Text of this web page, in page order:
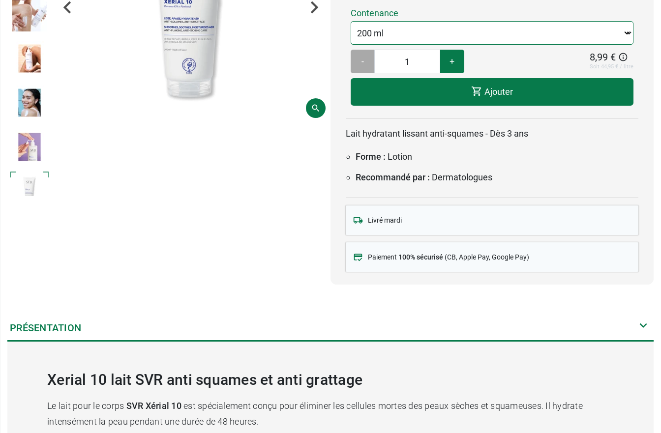
Contenance
- + 8,99 €
Soit 44,95 € / litre
Ajouter
Lait hydratant lissant anti-squames - Dès 3 ans
Forme : Lotion
Recommandé par : Dermatologues
Livré mardi
Paiement 100% sécurisé (CB, Apple Pay, Google Pay)
PRÉSENTATION
Xerial 10 lait SVR anti squames et anti grattage
Le lait pour le corps SVR Xérial 10est spécialement conçu pour éliminer les cellules mortes des peaux sèches et squameuses. Il hydrate
intensément la peau pendant une durée de 48 heures.